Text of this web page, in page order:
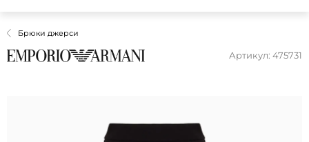
ОБУВЬ
Каталог
Брюки джерси
Артикул: 475731